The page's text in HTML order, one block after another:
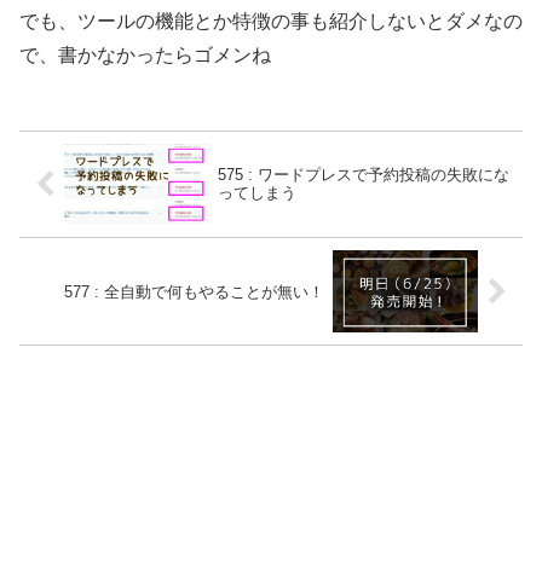
でも、ツールの機能とか特徴の事も紹介しないとダメなの
で、書かなかったらゴメンね
575 : ワードプレスで予約投稿の失敗にな
ってしまう
577 : 全自動で何もやることが無い！